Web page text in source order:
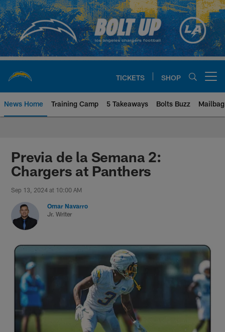
Skip
to
main
content
TICKETS SHOP
News Home Training Camp 5 Takeaways Bolts Buzz Mailbag
Chargers Official Site | Los
Previa de la Semana 2:
Chargers at Panthers
Sep 13, 2024 at 10:00 AM
Omar Navarro
Jr. Writer